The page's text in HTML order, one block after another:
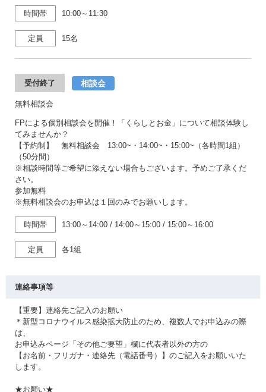
時間帯 10:00～11:30
定員 15名
受付終了 相談会
無料相談会
FPによる個別相談会を開催！「くらしとお金」について相談体験し
てみませんか？
【予約制】 無料相談会 13:00~・14:00~・15:00~（各時間1組）
（50分間）
※相談時間等ご希望に添えない場合もございます。予めご了承くだ
さい。
参加無料
※無料相談会のお申込は１回のみでお願いします。
時間帯 13:00～14:00 / 14:00～15:00 / 15:00～16:00
定員 各1組
連絡事項等
【重要】連絡先ご記入のお願い
＊新型コロナウイルス感染拡大防止のため、複数人でお申込みの際
は、
お申込みページ「その他ご要望」欄に代表者以外の方の
【お名前・フリガナ・連絡先（電話番号）】のご記入をお願いいた
します。
★お願い★